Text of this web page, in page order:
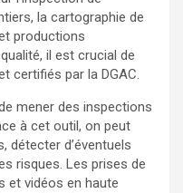
la cartographie de
productions
il est crucial de
certifiés par la DGAC.
mener des inspections
à cet outil, on peut
détecter d’éventuels
risques. Les prises de
et vidéos en haute